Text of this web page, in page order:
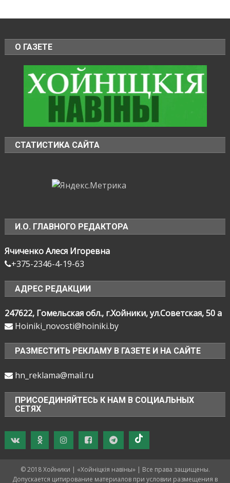
О ГАЗЕТЕ
СТАТИСТИКА САЙТА
И.О. ГЛАВНОГО РЕДАКТОРА
Ячиченко Алеся Игоревна
+375-2346-4-19-63
АДРЕС РЕДАКЦИИ
247622, Гомельская обл., г.Хойники, ул.Советская, 50 а
Hoiniki_novosti@hoiniki.by
РАЗМЕСТИТЬ РЕКЛАМУ В ГАЗЕТЕ И НА САЙТЕ
hn_reklama@mail.ru
ПРИСОЕДИНЯЙТЕСЬ К НАМ В СОЦИАЛЬНЫХ
СЕТЯХ
© 2018 Хойники | «Хойнiцкiя навiны» | Все права защищены.
Допускается цитирование материалов при условии размещения в